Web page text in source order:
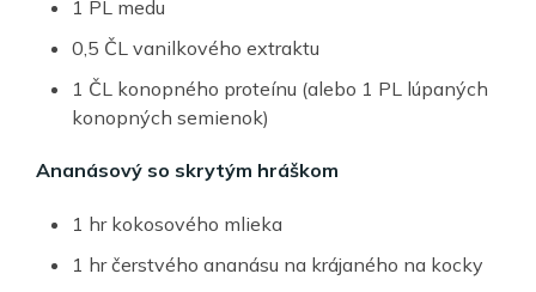
1 PL medu
0,5 ČL vanilkového extraktu
1 ČL konopného proteínu (alebo 1 PL lúpaných
konopných semienok)
Ananásový so skrytým hráškom
1 hr kokosového mlieka
1 hr čerstvého ananásu na krájaného na kocky